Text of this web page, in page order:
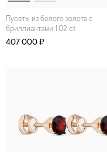
Пусеты из белого золота с
бриллиантами 1.02 ct
407 000 ₽